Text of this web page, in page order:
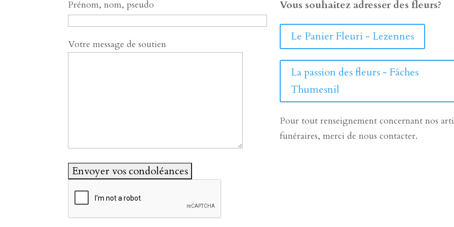
Prénom, nom, pseudo
Votre message de soutien
Vous souhaitez adresser des fleurs?
Le Panier Fleuri - Lezennes
La passion des fleurs - Fâches
Thumesnil
Pour tout renseignement concernant nos
funéraires, merci de nous contacter.